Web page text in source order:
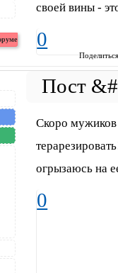
своей вины -
0
Скоро
огрызаюсь на
0